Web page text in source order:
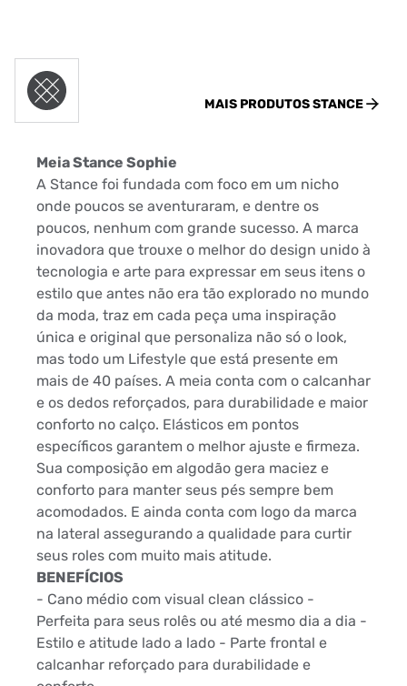
MAIS PRODUTOSSTANCE
Meia Stance Sophie
A Stance foi fundada com foco em um nicho
onde poucos se aventuraram, e dentre os
poucos, nenhum com grande sucesso. A marca
inovadora que trouxe o melhor do design unido à
tecnologia e arte para expressar em seus itens o
estilo que antes não era tão explorado no mundo
da moda, traz em cada peça uma inspiração
única e original que personaliza não só o look,
mas todo um Lifestyle que está presente em
mais de 40 países. A meia conta com o calcanhar
e os dedos reforçados, para durabilidade e maior
conforto no calço. Elásticos em pontos
específicos garantem o melhor ajuste e firmeza.
Sua composição em algodão gera maciez e
conforto para manter seus pés sempre bem
acomodados. E ainda conta com logo da marca
na lateral assegurando a qualidade para curtir
seus roles com muito mais atitude.
BENEFÍCIOS
- Cano médio com visual clean clássico -
Perfeita para seus rolês ou até mesmo dia a dia -
Estilo e atitude lado a lado - Parte frontal e
calcanhar reforçado para durabilidade e